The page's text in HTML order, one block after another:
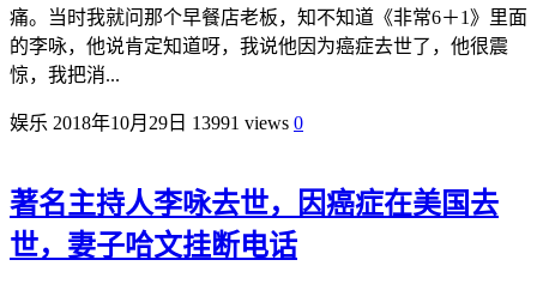
痛。当时我就问那个早餐店老板，知不知道《非常6＋1》里面
的李咏，他说肯定知道呀，我说他因为癌症去世了，他很震
惊，我把消...
娱乐 2018年10月29日 13991 views 0
著名主持人李咏去世，因癌症在美国去
世，妻子哈文挂断电话